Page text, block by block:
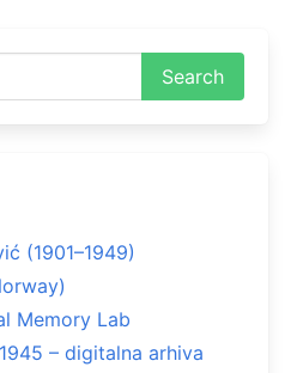
(1901–1949)
Memory Lab
– digitalna arhiva